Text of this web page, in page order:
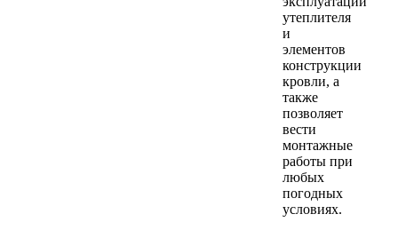
утеплителя
и
элементов
конструкции
кровли, а
также
позволяет
вести
монтажные
работы при
любых
погодных
условиях.